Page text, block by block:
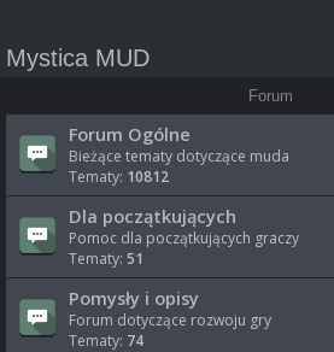
Mystica MUD
Forum
Forum Ogólne
Bieżące tematy dotyczące muda
Tematy: 10812
Dla początkujących
Pomoc dla początkujących graczy
Tematy: 51
Pomysły i opisy
Forum dotyczące rozwoju gry
Tematy: 74